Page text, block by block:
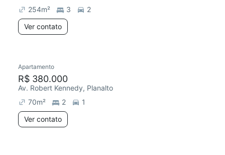
254m² 3
2
Ver contato
Apartamento
R$ 380.000
Av. Robert Kennedy, Planalto
70m² 2
1
Ver contato